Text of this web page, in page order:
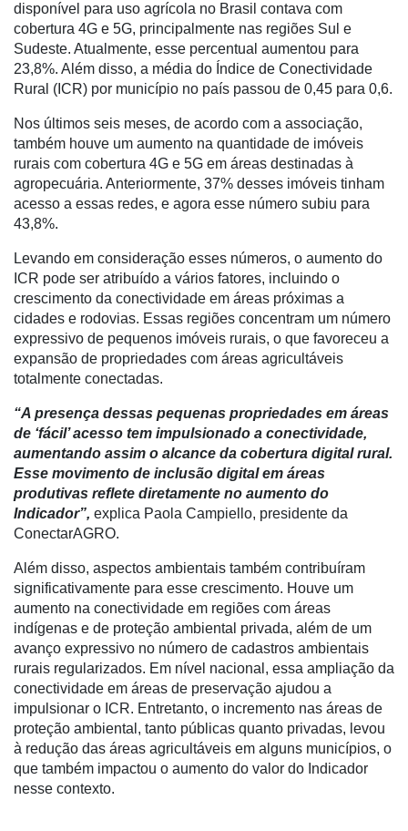
Troca
de
Cadeira
Artigos
Agenda
Agricultura
de
Precisão
Robótica
Conectividade
Dados
e
Análise
E-
Commerce
Informatização
da
Agricultura
Vertical
Software
Empresarial
Tecnologia
para
Recursos
Hídricos
Membros
Liberali
Netrin
disponível para uso agrícola no Brasil contava com
cobertura 4G e 5G, principalmente nas regiões Sul e
Sudeste. Atualmente, esse percentual aumentou para
23,8%. Além disso, a média do Índice de Conectividade
Rural (ICR) por município no país passou de 0,45 para 0,6.
Nos últimos seis meses, de acordo com a associação,
também houve um aumento na quantidade de imóveis
rurais com cobertura 4G e 5G em áreas destinadas à
agropecuária. Anteriormente, 37% desses imóveis tinham
acesso a essas redes, e agora esse número subiu para
43,8%.
Levando em consideração esses números, o aumento do
ICR pode ser atribuído a vários fatores, incluindo o
crescimento da conectividade em áreas próximas a
cidades e rodovias. Essas regiões concentram um número
expressivo de pequenos imóveis rurais, o que favoreceu a
expansão de propriedades com áreas agricultáveis
totalmente conectadas.
“A presença dessas pequenas propriedades em áreas
de ‘fácil’ acesso tem impulsionado a conectividade,
aumentando assim o alcance da cobertura digital rural.
Esse movimento de inclusão digital em áreas
produtivas reflete diretamente no aumento do
Indicador”, explica Paola Campiello, presidente da
ConectarAGRO.
Além disso, aspectos ambientais também contribuíram
significativamente para esse crescimento. Houve um
aumento na conectividade em regiões com áreas
indígenas e de proteção ambiental privada, além de um
avanço expressivo no número de cadastros ambientais
rurais regularizados. Em nível nacional, essa ampliação da
conectividade em áreas de preservação ajudou a
impulsionar o ICR. Entretanto, o incremento nas áreas de
proteção ambiental, tanto públicas quanto privadas, levou
à redução das áreas agricultáveis em alguns municípios, o
que também impactou o aumento do valor do Indicador
nesse contexto.